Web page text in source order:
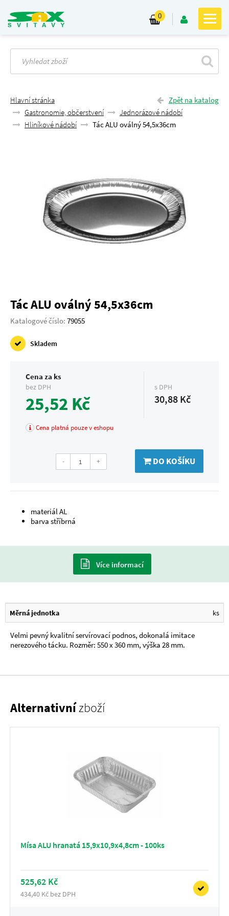
0
Zpět na katalog
Hlavní stránka
Gastronomie, občerstvení
Jednorázové nádobí
Hliníkové nádobí
Tác ALU oválný 54,5x36cm
Tác ALU oválný 54,5x36cm
Katalogové číslo: 79055
Skladem
Cena za ks
bez DPH
25,52 Kč
s DPH
30,88 Kč
Cena platná pouze v eshopu
- + DO KOŠÍKU
materiál AL
barva stříbrná
Více informací
Měrná jednotka ks
Velmi pevný kvalitní servírovací podnos, dokonalá imitace
nerezového tácku. Rozměr: 550 x 360 mm, výška 28 mm.
Alternativnízboží
Mísa ALU hranatá 15,9x10,9x4,8cm - 100ks
525,62 Kč
434,40 Kč bez DPH